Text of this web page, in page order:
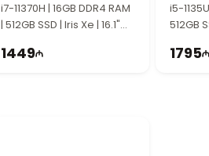
i7-11370H | 16GB DDR4 RAM
| 512GB SSD | Iris Xe | 16.1"
1449
i5-
512GB
1795